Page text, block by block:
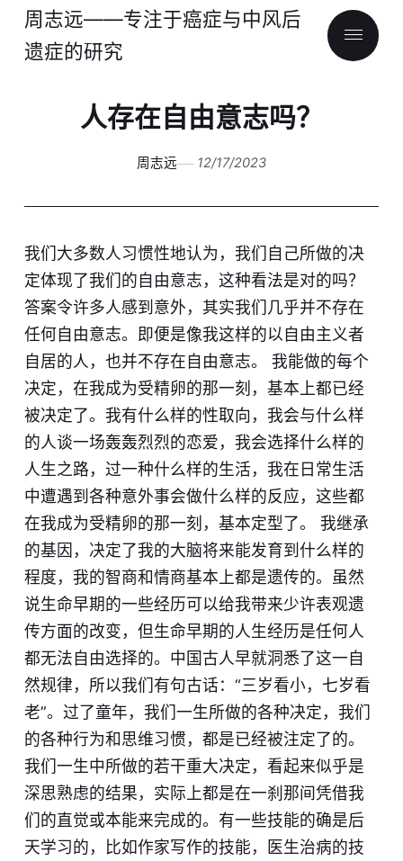
周志远——专注于癌症与中风后
遗症的研究
人存在自由意志吗？
周志远 12/17/2023
我们大多数人习惯性地认为，我们自己所做的决
定体现了我们的自由意志，这种看法是对的吗？
答案令许多人感到意外，其实我们几乎并不存在
任何自由意志。即便是像我这样的以自由主义者
自居的人，也并不存在自由意志。 我能做的每个
决定，在我成为受精卵的那一刻，基本上都已经
被决定了。我有什么样的性取向，我会与什么样
的人谈一场轰轰烈烈的恋爱，我会选择什么样的
人生之路，过一种什么样的生活，我在日常生活
中遭遇到各种意外事会做什么样的反应，这些都
在我成为受精卵的那一刻，基本定型了。 我继承
的基因，决定了我的大脑将来能发育到什么样的
程度，我的智商和情商基本上都是遗传的。虽然
说生命早期的一些经历可以给我带来少许表观遗
传方面的改变，但生命早期的人生经历是任何人
都无法自由选择的。中国古人早就洞悉了这一自
然规律，所以我们有句古话：“三岁看小，七岁看
老”。过了童年，我们一生所做的各种决定，我们
的各种行为和思维习惯，都是已经被注定了的。
我们一生中所做的若干重大决定，看起来似乎是
深思熟虑的结果，实际上都是在一刹那间凭借我
们的直觉或本能来完成的。有一些技能的确是后
天学习的，比如作家写作的技能，医生治病的技